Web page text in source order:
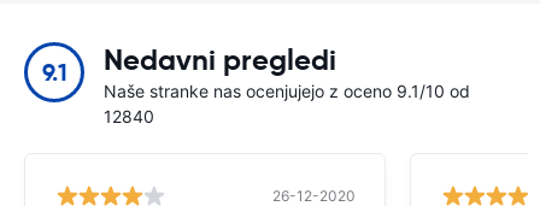
9.1 Nedavni pregledi
Naše stranke nas ocenjujejo z oceno 9.1/10 od
12840
26-12-2020